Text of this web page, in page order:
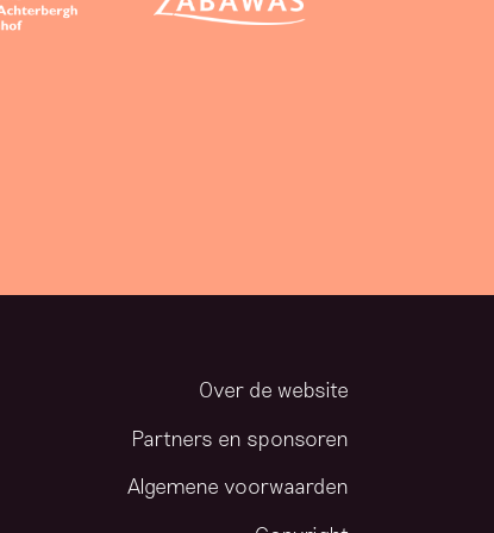
Over de website
Partners en sponsoren
Algemene voorwaarden